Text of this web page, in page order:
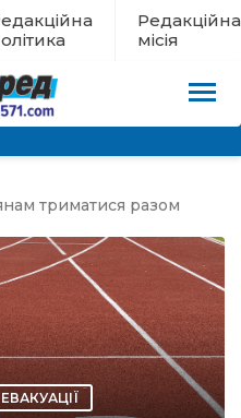
Редакційна
місія
триматися разом